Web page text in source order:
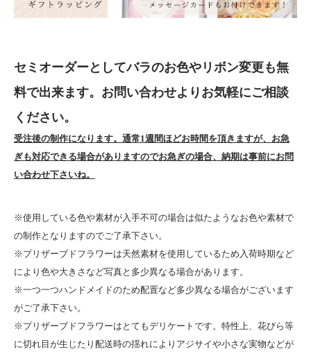
セミオーダーとしてバラのお色やリボン変更も無
料で出来ます。お問い合わせよりお気軽にご相談
ください。
受注後の制作になります。通常1週間ほどお時間を頂きますが、お急
ぎも対応できる場合がありますのでお急ぎの場合、納期は事前にお問
い合わせ下さいね。
※使用している色や素材が入手不可の場合は似たようなお色や素材で
の制作となりますのでご了承下さい。
※プリザーブドフラワーは天然素材を使用しているため入荷時期など
により色や大きさなど写真と多少異なる場合があります。
※一つ一つハンドメイドのため配置など多少異なる場合がございます
がご了承下さい。
※プリザーブドフラワーはとてもデリケートです。特性上、花びら等
に切れ目が生じたり配送時の揺れによりアジサイや小さな実物などが